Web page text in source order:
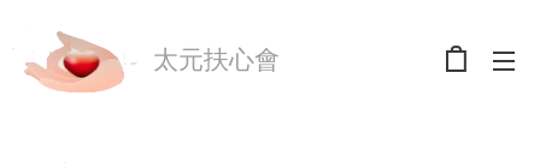
太元扶心會